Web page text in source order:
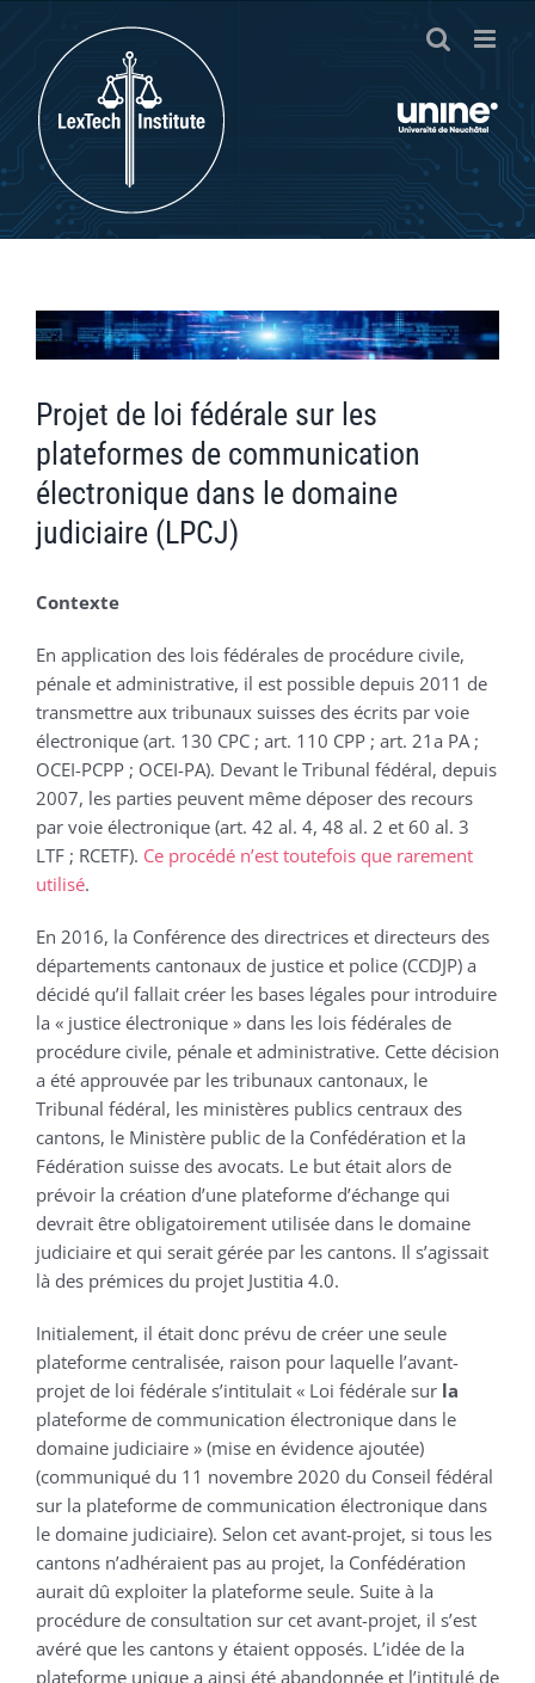
contenu
Voir
l'image
Projet de loi fédérale sur les
plateformes de communication
électronique dans le domaine
judiciaire (LPCJ)
Contexte
En application des lois fédérales de procédure civile,
pénale et administrative, il est possible depuis 2011 de
transmettre aux tribunaux suisses des écrits par voie
électronique (art. 130 CPC ; art. 110 CPP ; art. 21a PA ;
OCEI-PCPP ; OCEI-PA). Devant le Tribunal fédéral, depuis
2007, les parties peuvent même déposer des recours
par voie électronique (art. 42 al. 4, 48 al. 2 et 60 al. 3
LTF ; RCETF). Ce procédé n’est toutefois que rarement
utilisé.
En 2016, la Conférence des directrices et directeurs des
départements cantonaux de justice et police (CCDJP) a
décidé qu’il fallait créer les bases légales pour introduire
la « justice électronique » dans les lois fédérales de
procédure civile, pénale et administrative. Cette décision
a été approuvée par les tribunaux cantonaux, le
Tribunal fédéral, les ministères publics centraux des
cantons, le Ministère public de la Confédération et la
Fédération suisse des avocats. Le but était alors de
prévoir la création d’une plateforme d’échange qui
devrait être obligatoirement utilisée dans le domaine
judiciaire et qui serait gérée par les cantons. Il s’agissait
là des prémices du projet Justitia 4.0.
Initialement, il était donc prévu de créer une seule
plateforme centralisée, raison pour laquelle l’avant-
projet de loi fédérale s’intitulait « Loi fédérale sur la
plateforme de communication électronique dans le
domaine judiciaire » (mise en évidence ajoutée)
(communiqué du 11 novembre 2020 du Conseil fédéral
sur la plateforme de communication électronique dans
le domaine judiciaire). Selon cet avant-projet, si tous les
cantons n’adhéraient pas au projet, la Confédération
aurait dû exploiter la plateforme seule. Suite à la
procédure de consultation sur cet avant-projet, il s’est
avéré que les cantons y étaient opposés. L’idée de la
plateforme unique a ainsi été abandonnée et l’intitulé de